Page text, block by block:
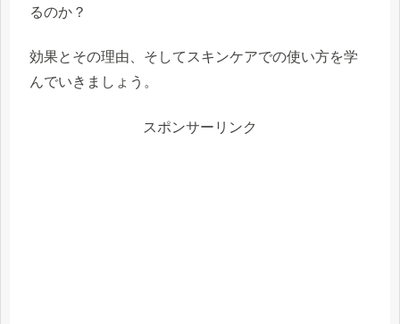
るのか？
効果とその理由、そしてスキンケアでの使い方を学
んでいきましょう。
スポンサーリンク